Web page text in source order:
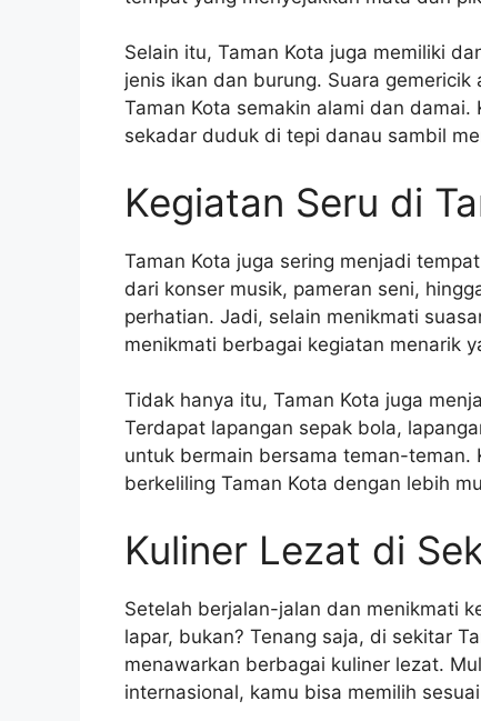
Selain itu, Taman Kota juga memiliki
jenis ikan dan burung. Suara
Taman Kota semakin alami dan
sekadar duduk di tepi danau sambil
Kegiatan Seru di
Taman Kota juga sering menjadi
dari konser musik, pameran seni,
perhatian. Jadi, selain menikmati
menikmati berbagai kegiatan menarik
Tidak hanya itu, Taman Kota juga
Terdapat lapangan sepak bola,
untuk bermain bersama teman-
berkeliling Taman Kota dengan lebih
Kuliner Lezat di
Setelah berjalan-jalan dan menikmati
lapar, bukan? Tenang saja, di sekitar
menawarkan berbagai kuliner lezat.
internasional, kamu bisa memilih